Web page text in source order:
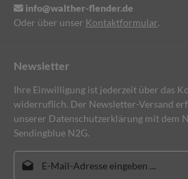
Newsletter
Ihre Einwilligung ist jederzeit über das
widerruflich. Der Newsletter-Versand
unserer Datenschutzerklärung mit dem
Sendingblue N2G.
E-Mail-Adresse*
info@walther-flender.de
Oder über unser Kontaktformular.